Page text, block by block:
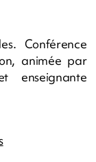
Conférence
animée par
enseignante